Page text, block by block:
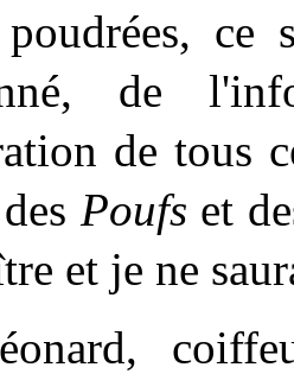
ce
de
de tous
Poufs et
et je ne